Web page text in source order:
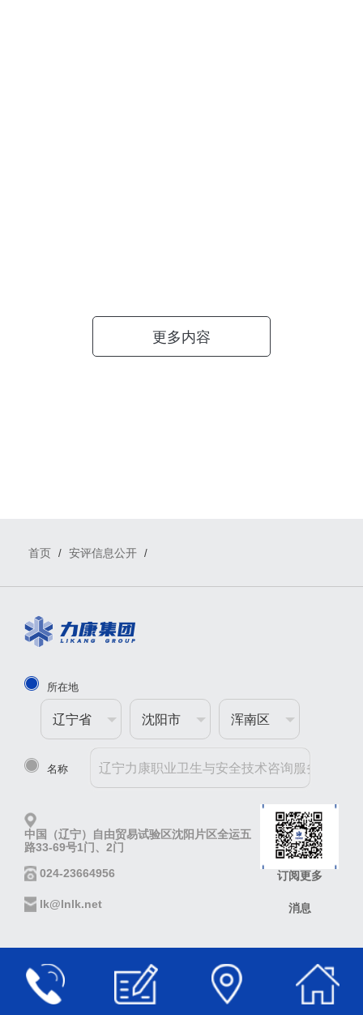
更多内容
首页 / 安评信息公开 /
所在地
辽宁省 沈阳市 浑南区
名称
中国（辽宁）自由贸易试验区沈阳片区全运五
路33-69号1门、2门
024-23664956
lk@lnlk.net
订阅更多
消息